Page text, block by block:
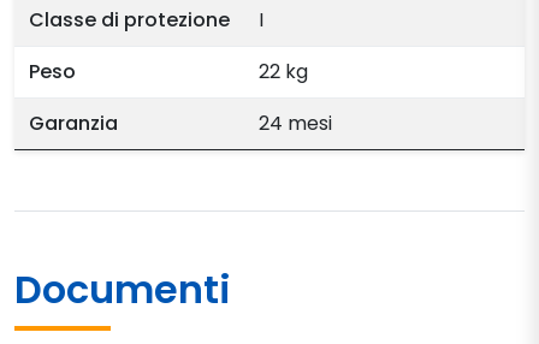
Classe di protezione
I
Peso
22 kg
Garanzia
24 mesi
Documenti